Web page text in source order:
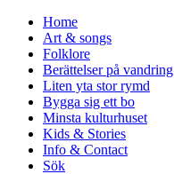
Home
Art & songs
Folklore
Berättelser på vandring
Liten yta stor rymd
Bygga sig ett bo
Minsta kulturhuset
Kids & Stories
Info & Contact
Sök